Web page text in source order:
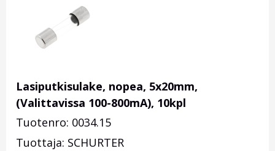
Lasiputkisulake, nopea, 5x20mm,
(Valittavissa 100-800mA), 10kpl
Tuotenro: 0034.15
Tuottaja: SCHURTER